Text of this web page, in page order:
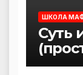
ШКОЛА
Суть